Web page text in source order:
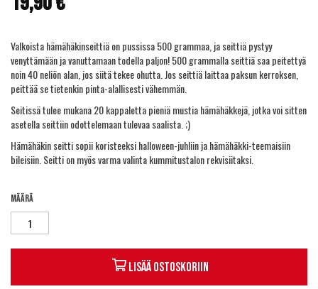
gallery
Valkoista hämähäkinseittiä on pussissa 500 grammaa, ja seittiä pystyy
venyttämään ja vanuttamaan todella paljon! 500 grammalla seittiä saa peitettyä
noin 40 neliön alan, jos siitä tekee ohutta. Jos seittiä laittaa paksun kerroksen,
peittää se tietenkin pinta-alallisesti vähemmän.
Seitissä tulee mukana 20 kappaletta pieniä mustia hämähäkkejä, jotka voi sitten
asetella seittiin odottelemaan tulevaa saalista. ;)
Hämähäkin seitti sopii koristeeksi halloween-juhliin ja hämähäkki-teemaisiin
bileisiin. Seitti on myös varma valinta kummitustalon rekvisiitaksi.
Määrä
Lisää ostoskoriin